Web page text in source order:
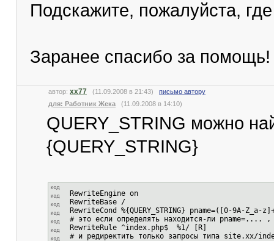
Подскажите, пожалуйста,
Заранее спасибо за помощь!
автор: xx77 (11.09.2008 в 21:43) письмо автору
для: Работник Жека (11.09.2008 в 14:10)
QUERY_STRING можно
{QUERY_STRING}
RewriteEngine on
RewriteBase /
RewriteCond %{QUERY_STRING} pname=([0-9A-Z_a-
# это если определять находится-ли pname=.... ,
RewriteRule ^index.php$ %1/ [R]
# и редиректить только запросы типа site.xx/